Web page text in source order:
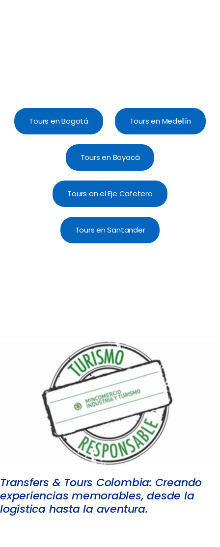
Tours en Bogotá Tours en Medellín
Tours en Boyacá
Tours en el Eje Cafetero
Tours en Santander
Transfers & Tours Colombia: Creando
experiencias memorables, desde la
logística hasta la aventura.